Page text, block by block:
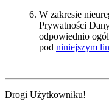
W zakresie
Prywatności
odpowiednio
pod niniejszym
Drogi Użytkowniku!